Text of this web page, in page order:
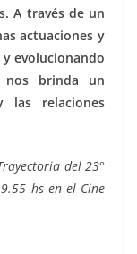
A través de un
actuaciones y
evolucionando
nos brinda un
las relaciones
del 23°
hs en el Cine